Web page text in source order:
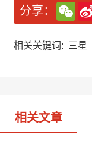
分享：
W
e
C
a
相关关键词: 三星
相关文章